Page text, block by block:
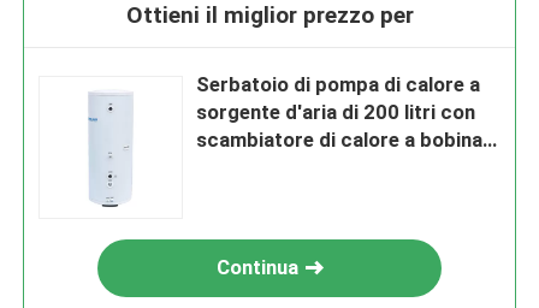
Ottieni il miglior prezzo per
Serbatoio di pompa di calore a
sorgente d'aria di 200 litri con
scambiatore di calore a bobina
Continua